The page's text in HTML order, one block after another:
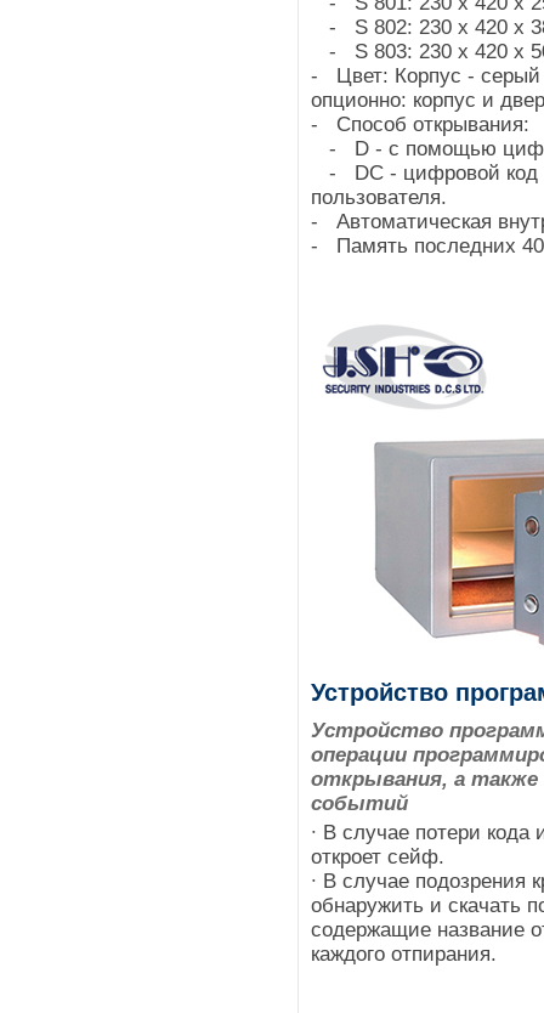
- S 802: 230 х 420 х
- S 803: 230 х 420 х
- Цвет: Корпус - серый
опционно: корпус и
- Способ открывания:
- D - с помощью
- DC - цифровой код
пользователя.
- Автоматическая
- Память последних
Устройство
Устройство
операции
открывания, а
событий
∙ В случае потери кода
откроет сейф.
∙ В случае подозрения
обнаружить и скачать
содержащие название
каждого отпирания.